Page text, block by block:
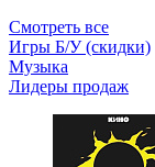
Смотреть все
Игры Б/У (скидки)
Музыка
Лидеры продаж